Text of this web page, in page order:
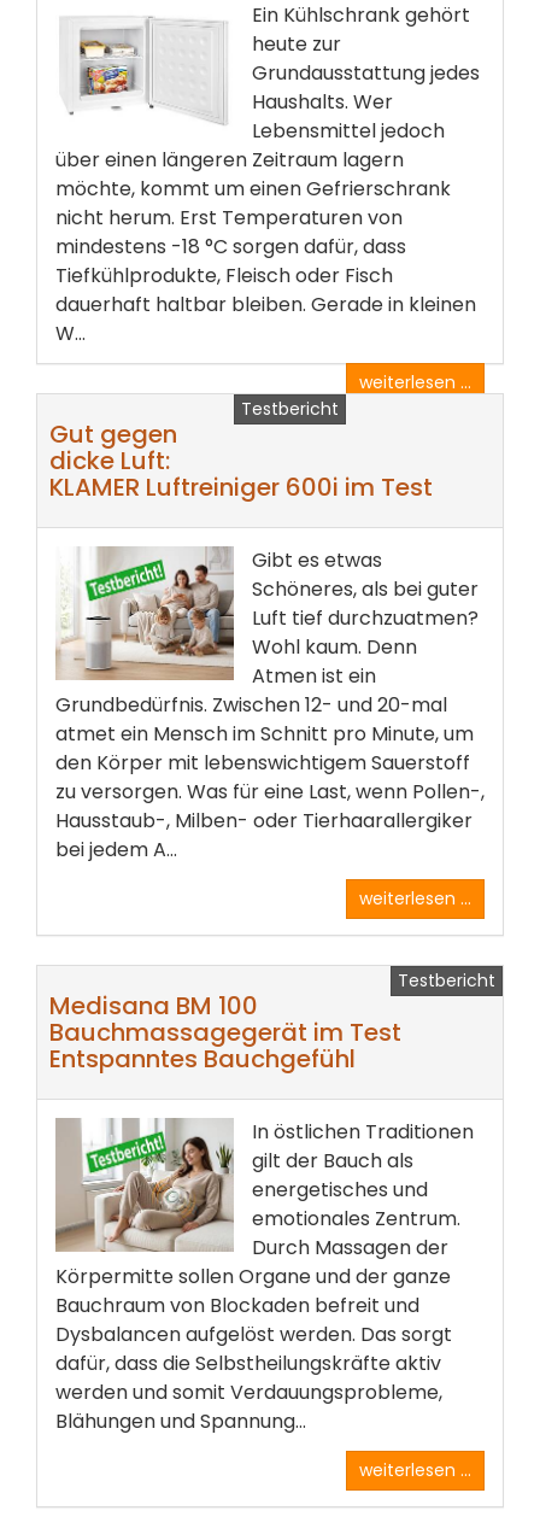
Ein Kühlschrank gehört
heute zur
Grundausstattung jedes
Haushalts. Wer
Lebensmittel jedoch
über einen längeren Zeitraum lagern
möchte, kommt um einen Gefrierschrank
nicht herum. Erst Temperaturen von
mindestens -18 °C sorgen dafür, dass
Tiefkühlprodukte, Fleisch oder Fisch
dauerhaft haltbar bleiben. Gerade in kleinen
W...
weiterlesen ...
Testbericht
Gut gegen
dicke Luft:
KLAMER Luftreiniger 600i im Test
Gibt es etwas
Schöneres, als bei guter
Luft tief durchzuatmen?
Wohl kaum. Denn
Atmen ist ein
Grundbedürfnis. Zwischen 12- und 20-mal
atmet ein Mensch im Schnitt pro Minute, um
den Körper mit lebenswichtigem Sauerstoff
zu versorgen. Was für eine Last, wenn Pollen-,
Hausstaub-, Milben- oder Tierhaarallergiker
bei jedem A...
weiterlesen ...
Testbericht
Medisana BM 100
Bauchmassagegerät im Test
Entspanntes Bauchgefühl
In östlichen Traditionen
gilt der Bauch als
energetisches und
emotionales Zentrum.
Durch Massagen der
Körpermitte sollen Organe und der ganze
Bauchraum von Blockaden befreit und
Dysbalancen aufgelöst werden. Das sorgt
dafür, dass die Selbstheilungskräfte aktiv
werden und somit Verdauungsprobleme,
Blähungen und Spannung...
weiterlesen ...